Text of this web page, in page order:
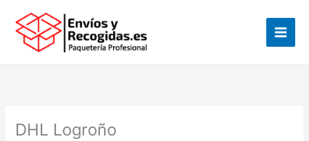
contenido
DHL Logroño